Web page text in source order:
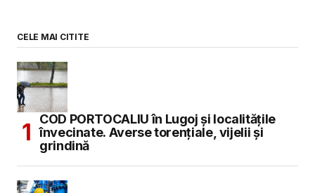
CELE MAI CITITE
COD PORTOCALIU în Lugoj și localitățile
învecinate. Averse torențiale, vijelii și
grindină